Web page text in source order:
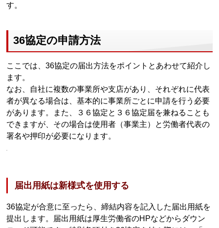
す。
36協定の申請方法
ここでは、36協定の届出方法をポイントとあわせて紹介し
ます。
なお、自社に複数の事業所や支店があり、それぞれに代表
者が異なる場合は、基本的に事業所ごとに申請を行う必要
があります。また、３６協定と３６協定届を兼ねることも
できますが、その場合は使用者（事業主）と労働者代表の
署名や押印が必要になります。
届出用紙は新様式を使用する
36協定が合意に至ったら、締結内容を記入した届出用紙を
提出します。届出用紙は厚生労働省のHPなどからダウン